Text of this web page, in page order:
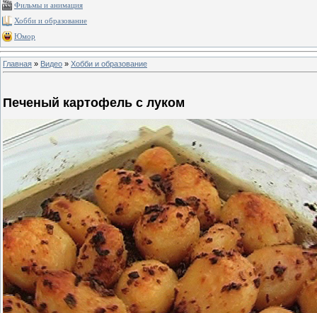
Фильмы и анимация
Хобби и образование
Юмор
Главная » Видео » Хобби и образование
Печеный картофель с луком